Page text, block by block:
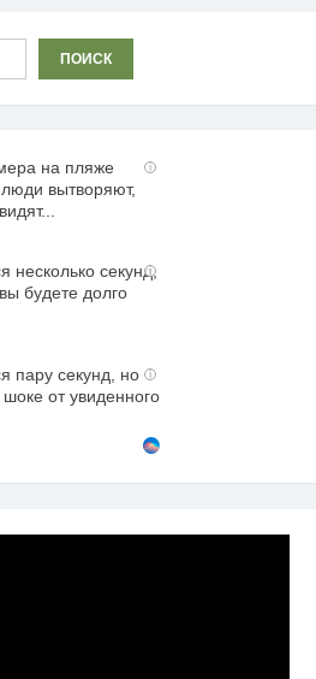
ПОИСК
i
на пляже
вытворяют,
i
несколько секунд,
будете долго
i
пару секунд, но
от увиденного